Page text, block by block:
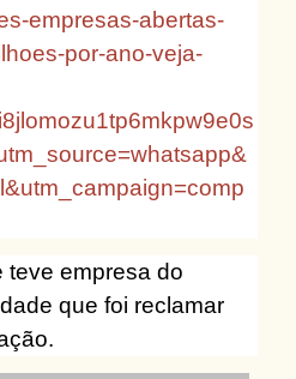
empresas-abertas-
por-ano-veja-
teve empresa do
que foi reclamar